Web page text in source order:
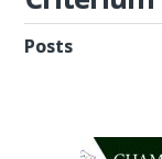
Posts